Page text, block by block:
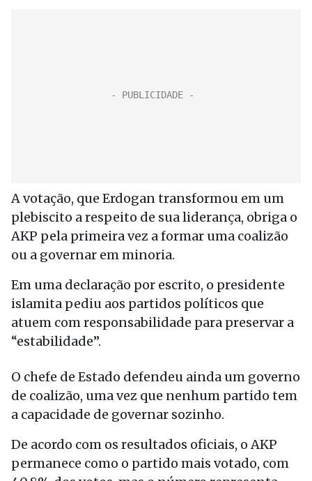
A votação, que Erdogan transformou em um
plebiscito a respeito de sua liderança, obriga o
AKP pela primeira vez a formar uma coalizão
ou a governar em minoria.
Em uma declaração por escrito, o presidente
islamita pediu aos partidos políticos que
atuem com responsabilidade para preservar a
“estabilidade”.
O chefe de Estado defendeu ainda um governo
de coalizão, uma vez que nenhum partido tem
a capacidade de governar sozinho.
De acordo com os resultados oficiais, o AKP
permanece como o partido mais votado, com